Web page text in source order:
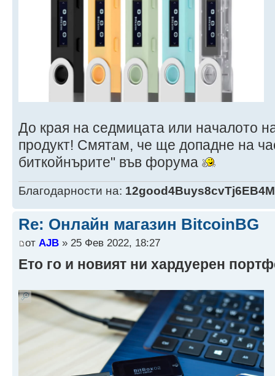
До края на седмицата или началото
продукт! Смятам, че ще допадне на
биткойнърите" във форума
Благодарности на:
Re: Онлайн магазин BitcoinBG
от AJB » 25 Фев 2022, 18:27
Ето го и новият ни хардуерен